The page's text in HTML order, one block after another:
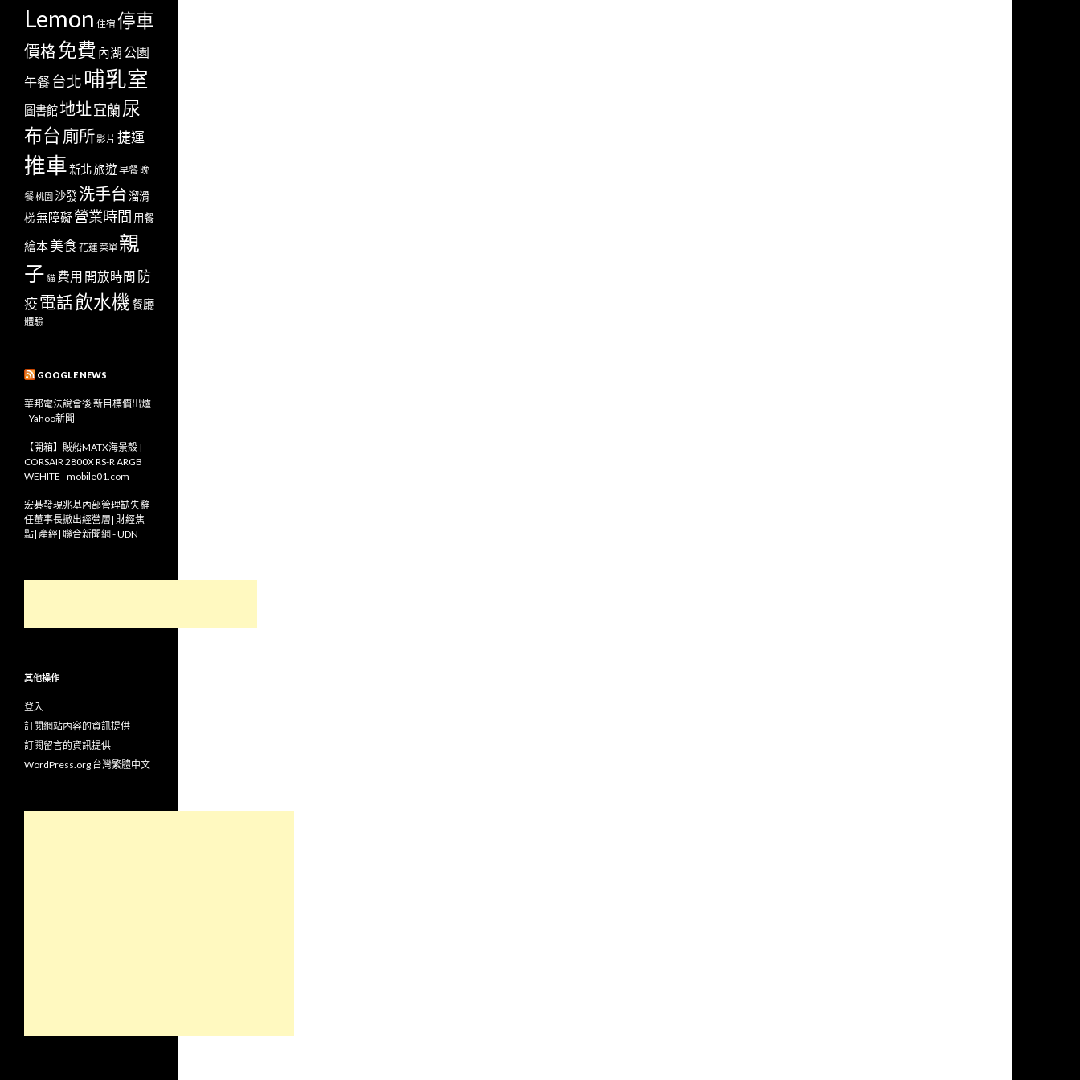
Lemon 住宿 停車
價格免費 內湖 公園
午餐 台北 哺乳室
圖書館地址宜蘭尿
布台 廁所影片 捷運
推車新北旅遊 早餐 晚
餐桃園 沙發洗手台溜滑
梯無障礙 營業時間 用餐
繪本美食花蓮 菜單 親
子 貓 費用 開放時間 防
疫電話飲水機餐廳
體驗
GOOGLE NEWS
華邦電法說會後 新目標價出爐
- Yahoo新聞
【開箱】賊船MATX海景殼 |
CORSAIR 2800X RS-R ARGB
WEHITE - mobile01.com
宏碁發現兆基內部管理缺失辭
任董事長撤出經營層| 財經焦
點| 產經| 聯合新聞網 - UDN
其他操作
登入
訂閱網站內容的資訊提供
訂閱留言的資訊提供
WordPress.org 台灣繁體中文